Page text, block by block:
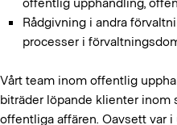
Rådgivning i andra
processer i
Vårt team inom offentlig
biträder löpande klienter inom
offentliga affären. Oavsett var